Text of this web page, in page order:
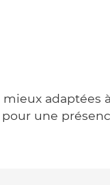
adaptées
une